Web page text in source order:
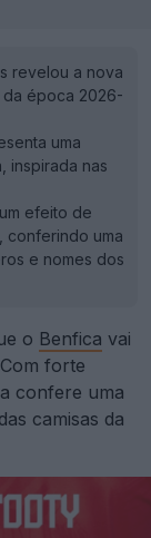
revelou a nova
da época 2026-
uma
inspirada nas
efeito de
conferindo uma
e nomes dos
o Benfica vai
forte
confere uma
camisas da